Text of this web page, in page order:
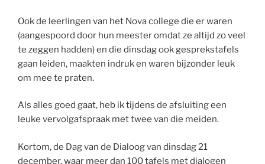
Ook de leerlingen van het Nova college die er waren
(aangespoord door hun meester omdat ze altijd zo veel
te zeggen hadden) en die dinsdag ook gesprekstafels
gaan leiden, maakten indruk en waren bijzonder leuk
om mee te praten.
Als alles goed gaat, heb ik tijdens de afsluiting een
leuke vervolgafspraak met twee van die meiden.
Kortom, de Dag van de Dialoog van dinsdag 21
december, waar meer dan 100 tafels met dialogen